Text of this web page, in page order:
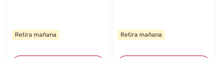
Retira mañana Retira mañana